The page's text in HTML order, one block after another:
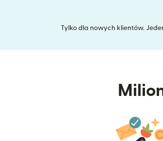
Tylko dla nowych klientów.